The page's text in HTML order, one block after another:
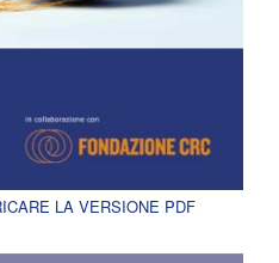
LA VERSIONE PDF